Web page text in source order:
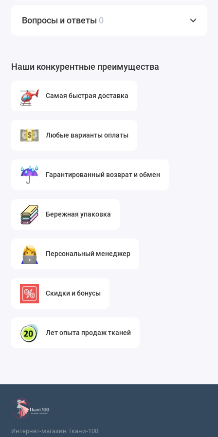
кожаными юбками или джинсами для создания
манжет, поясов, клатчей или даже обуви. Ею
однотонного материала.
для смелых, уверенных в себе людей, ценящих
эффектность и качество. Она предназначена для
мероприятий, фотосессий или выступлений. При
правильном уходе (рекомендуется ручная стирка в
глажка с изнаночной стороны через проутюжильник)
изделия из этой ткани долго будут сохранять свой
Вопросы и ответы 0
Наши конкурентные преимущества
Самая быстрая доставка
Любые варианты оплаты
Гарантированный возврат и обмен
Бережная упаковка
Персональный менеджер
Скидки и бонусы
Лет опыта продаж тканей
Интернет-магазин Ткани-100